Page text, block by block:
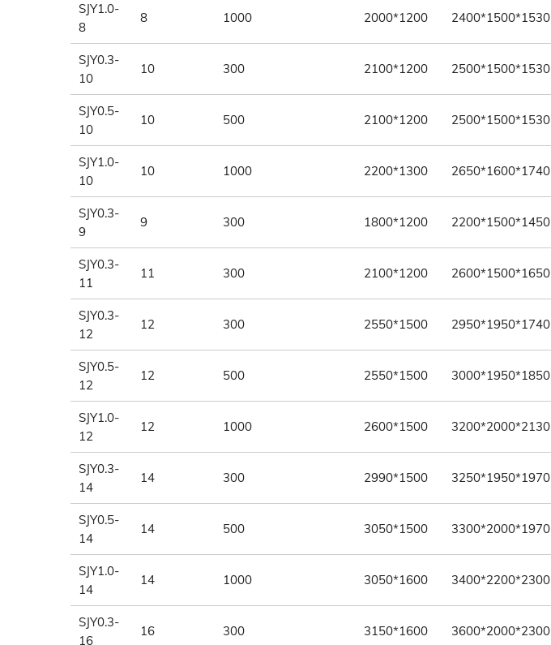
SJY1.0-
8
8 1000 2000*1200 2400*1500*1530
SJY0.3-
10
10 300 2100*1200 2500*1500*1530
SJY0.5-
10
10 500 2100*1200 2500*1500*1530
SJY1.0-
10
10 1000 2200*1300 2650*1600*1740
SJY0.3-
9
9 300 1800*1200 2200*1500*1450
SJY0.3-
11
11 300 2100*1200 2600*1500*1650
SJY0.3-
12
12 300 2550*1500 2950*1950*1740
SJY0.5-
12
12 500 2550*1500 3000*1950*1850
SJY1.0-
12
12 1000 2600*1500 3200*2000*2130
SJY0.3-
14
14 300 2990*1500 3250*1950*1970
SJY0.5-
14
14 500 3050*1500 3300*2000*1970
SJY1.0-
14
14 1000 3050*1600 3400*2200*2300
SJY0.3-
16
16 300 3150*1600 3600*2000*2300